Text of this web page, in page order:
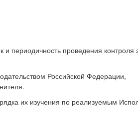
периодичность проведения контроля
Российской Федерации,
их изучения по реализуемым